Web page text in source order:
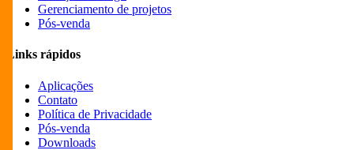
Gerenciamento de projetos
Pós-venda
Links rápidos
Aplicações
Contato
Política de Privacidade
Pós-venda
Downloads